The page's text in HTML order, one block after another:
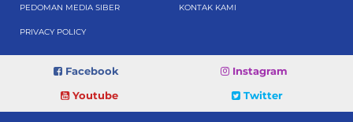
PEDOMAN MEDIA SIBER KONTAK KAMI
PRIVACY POLICY
Facebook
Instagram
Youtube
Twitter